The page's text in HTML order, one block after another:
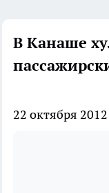
В Канаше
22 октября 2012